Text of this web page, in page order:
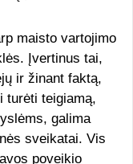
maisto vartojimo
Įvertinus tai,
ir žinant faktą,
turėti teigiamą,
galima
sveikatai. Vis
poveikio